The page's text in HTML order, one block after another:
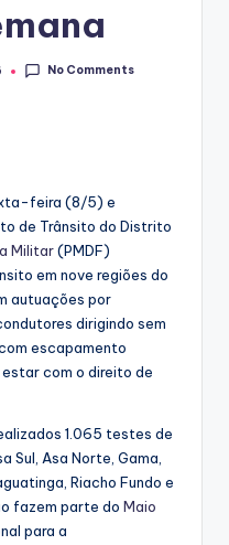
No Comments
feira (8/5) e
de Trânsito do Distrito
Militar(PMDF)
em nove regiões do
autuações por
dirigindo sem
escapamento
com o direito de
1.065 testes de
Sul, Asa Norte, Gama,
Riacho Fundo e
fazem parte do Maio
para a